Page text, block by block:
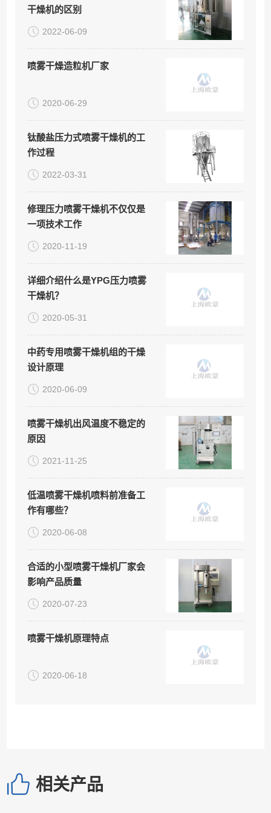
干燥机的区别
2022-06-09
喷雾干燥造粒机厂家
2020-06-29
钛酸盐压力式喷雾干燥机的工
作过程
2022-03-31
修理压力喷雾干燥机不仅仅是
一项技术工作
2020-11-19
详细介绍什么是YPG压力喷雾
干燥机？
2020-05-31
中药专用喷雾干燥机组的干燥
设计原理
2020-06-09
喷雾干燥机出风温度不稳定的
原因
2021-11-25
低温喷雾干燥机喷料前准备工
作有哪些？
2020-06-08
合适的小型喷雾干燥机厂家会
影响产品质量
2020-07-23
喷雾干燥机原理特点
2020-06-18
相关产品